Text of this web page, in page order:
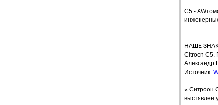
С5 -
НАШЕ
Citroen
Александр
Источник:
« Ситроен
выставлен